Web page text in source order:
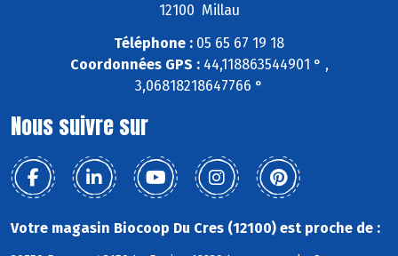
12100 Millau
Téléphone : 05 65 67 19 18
Coordonnées GPS :44,118863544901 ° ,
3,06818218647766 °
Nous suivre sur
Votre magasin Biocoop Du Cres (12100) est proche de :